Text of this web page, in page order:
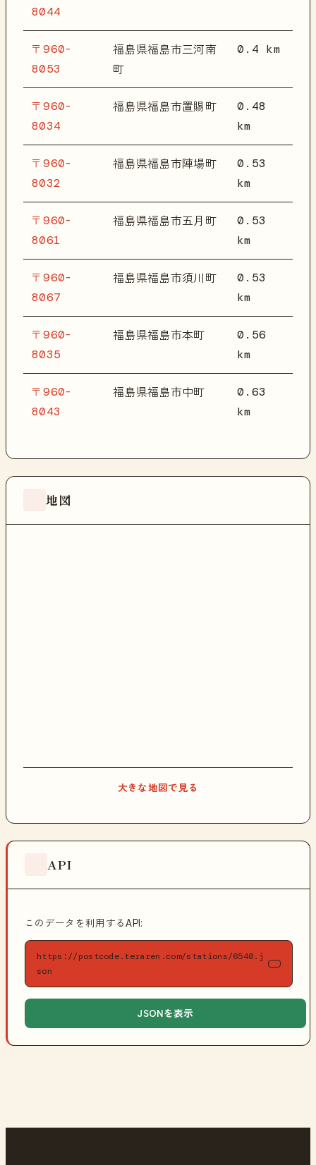
8044
〒960-
8053
福島県福島市三河南
町
0.4 km
〒960-
8034
福島県福島市置賜町
0.48
km
〒960-
8032
福島県福島市陣場町
0.53
km
〒960-
8061
福島県福島市五月町
0.53
km
〒960-
8067
福島県福島市須川町
0.53
km
〒960-
8035
福島県福島市本町
0.56
km
〒960-
8043
福島県福島市中町
0.63
km
地図
大きな地図で見る
API
このデータを利用するAPI:
https://postcode.teraren.com/stations/6540.j
son
JSONを表示